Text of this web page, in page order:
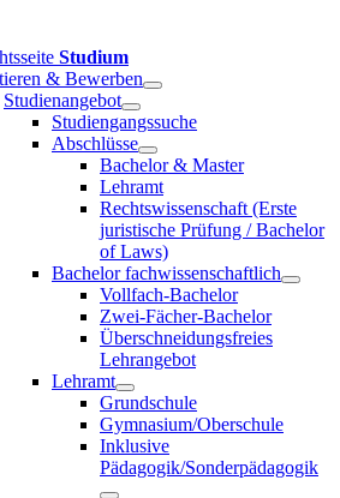
Studium
& Bewerben
Studienangebot
Studiengangssuche
Abschlüsse
Bachelor & Master
Lehramt
Rechtswissenschaft (Erste
juristische Prüfung / Bachelor
of Laws)
Bachelor fachwissenschaftlich
Vollfach-Bachelor
Zwei-Fächer-Bachelor
Überschneidungsfreies
Lehrangebot
Lehramt
Grundschule
Gymnasium/Oberschule
Inklusive
Pädagogik/Sonderpädagogik